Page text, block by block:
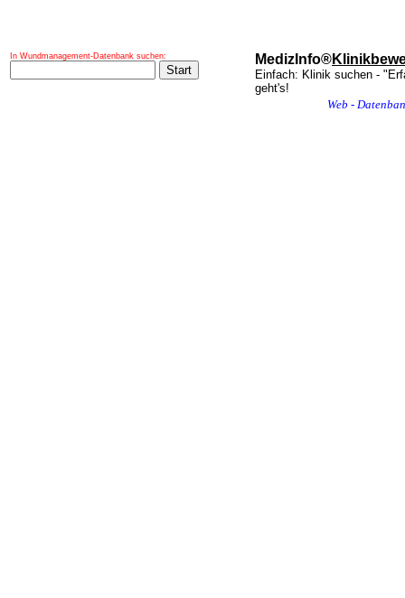
In Wundmanagement-Datenbank suchen: MedizInfo®
Einfach: Klinik suchen -
geht's!
Web -